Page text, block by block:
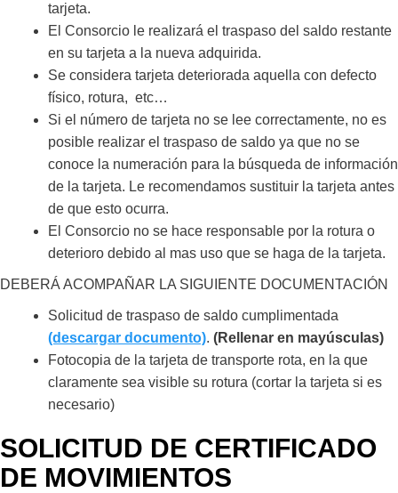
tarjeta.
El Consorcio le realizará el traspaso del saldo restante
en su tarjeta a la nueva adquirida.
Se considera tarjeta deteriorada aquella con defecto
físico, rotura, etc…
Si el número de tarjeta no se lee correctamente, no es
posible realizar el traspaso de saldo ya que no se
conoce la numeración para la búsqueda de información
de la tarjeta. Le recomendamos sustituir la tarjeta antes
de que esto ocurra.
El Consorcio no se hace responsable por la rotura o
deterioro debido al mas uso que se haga de la tarjeta.
DEBERÁ ACOMPAÑAR LA SIGUIENTE DOCUMENTACIÓN
Solicitud de traspaso de saldo cumplimentada
(descargar documento). (Rellenar en mayúsculas)
Fotocopia de la tarjeta de transporte rota, en la que
claramente sea visible su rotura (cortar la tarjeta si es
necesario)
SOLICITUD DE CERTIFICADO
DE MOVIMIENTOS